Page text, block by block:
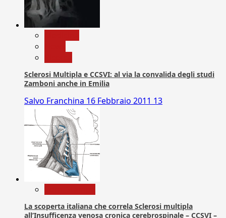
Sclerosi Multipla e CCSVI: al via la convalida degli studi
Zamboni anche in Emilia
Salvo Franchina 16 Febbraio 2011 13
La scoperta italiana che correla Sclerosi multipla
all’Insufficenza venosa cronica cerebrospinale – CCSVI –